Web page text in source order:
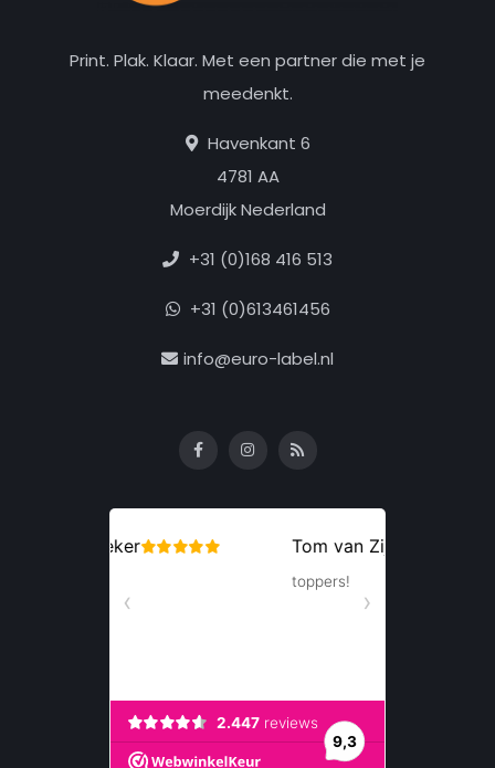
Print. Plak. Klaar. Met een partner die met je
meedenkt.
Havenkant 6
4781 AA
Moerdijk Nederland
+31 (0)168 416 513
+31 (0)613461456
info@euro-label.nl